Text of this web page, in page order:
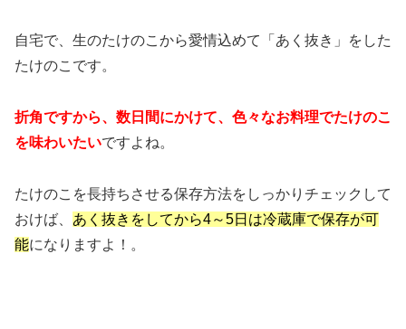
自宅で、生のたけのこから愛情込めて「あく抜き」をした
たけのこです。
折角ですから、数日間にかけて、色々なお料理でたけのこ
を味わいたいですよね。
たけのこを長持ちさせる保存方法をしっかりチェックして
おけば、 あく抜きをしてから4～5日は冷蔵庫で保存が可
能になりますよ！。